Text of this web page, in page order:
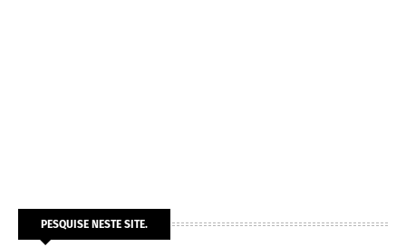
PESQUISE NESTE SITE.